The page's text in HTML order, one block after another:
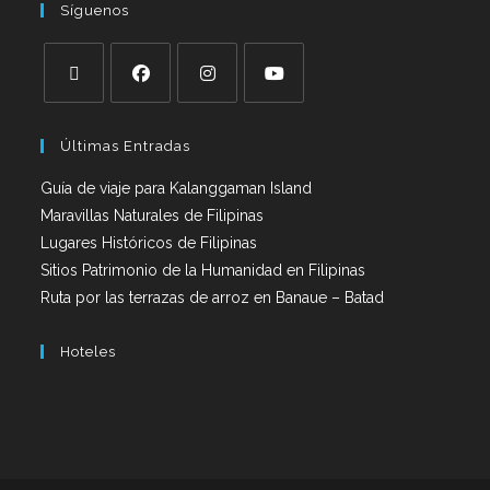
Síguenos
Últimas Entradas
Guía de viaje para Kalanggaman Island
Maravillas Naturales de Filipinas
Lugares Históricos de Filipinas
Sitios Patrimonio de la Humanidad en Filipinas
Ruta por las terrazas de arroz en Banaue – Batad
Hoteles